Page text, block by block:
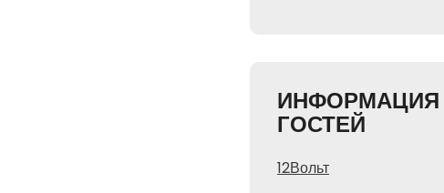
ИНФОРМАЦИЯ
ГОСТЕЙ
12Вольт